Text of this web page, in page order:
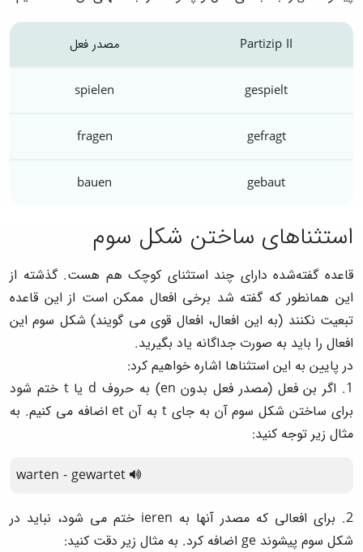
Partizip II مصدر فعل
gespielt
spielen
gefragt
fragen
gebaut
bauen
استثناهای ساختن شکل سوم
قاعده گفته‌شده دارای چند استثنای کوچک هم هست. گذشته از
این همانطور که گفته شد برخی افعال ممکن است از این قاعده
تبعیت نکنند (به این افعال، افعال قوی می گویند) شکل سوم این
افعال را باید به صورت جداگانه یاد بگیرید.
در پایین به این استثناها اشاره خواهیم کرد:
1. اگر بن فعل (مصدر فعل بدون en) به حروف d یا t ختم شود
برای ساختن شکل سوم آن به جای t به آن et اضافه می کنیم. به
مثال زیر توجه کنید:
warten - gewartet
2. برای افعالی که مصدر آنها به ieren ختم می شود، نباید در
شکل سوم پیشوند ge اضافه کرد. به مثال زیر دقت کنید: